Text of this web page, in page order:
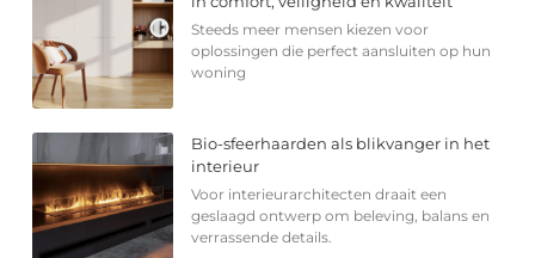
Steeds meer mensen kiezen voor
oplossingen die perfect aansluiten op hun
woning
Bio-sfeerhaarden als blikvanger in het
interieur
Voor interieurarchitecten draait een
geslaagd ontwerp om beleving, balans en
verrassende details.